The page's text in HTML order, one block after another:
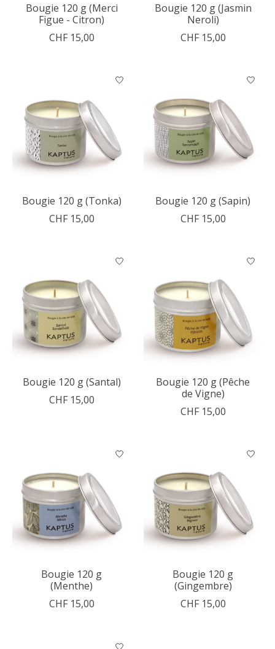
Bougie 120 g (Merci
Figue - Citron)
CHF 15,00
Bougie 120 g (Jasmin
Neroli)
CHF 15,00
Bougie 120 g (Tonka)
CHF 15,00
Bougie 120 g (Sapin)
CHF 15,00
Bougie 120 g (Santal)
CHF 15,00
Bougie 120 g (Pêche
de Vigne)
CHF 15,00
Bougie 120 g
(Menthe)
CHF 15,00
Bougie 120 g
(Gingembre)
CHF 15,00